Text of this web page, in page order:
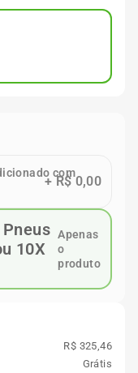
com
+R$ 0,00
Apenas
o
produto
R$ 325,46
Grátis